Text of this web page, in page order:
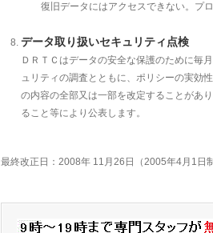
復旧データにはアクセスできない。プ
データ取り扱いセキュリティ点検
ＤＲＴＣはデータの安全な保護のために毎
ュリティの調査とともに、ポリシーの実効
の内容の全部又は一部を改定することがあ
ること等により公表します。
最終改正日：2008年 11月26日（2005年4月1日制